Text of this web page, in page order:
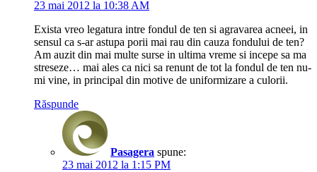
23 mai 2012 la 10:38 AM
Exista vreo legatura intre fondul de ten si agravarea acneei, in
sensul ca s-ar astupa porii mai rau din cauza fondului de ten?
Am auzit din mai multe surse in ultima vreme si incepe sa ma
streseze… mai ales ca nici sa renunt de tot la fondul de ten nu-
mi vine, in principal din motive de uniformizare a culorii.
Răspunde
Pasagera spune:
23 mai 2012 la 1:15 PM